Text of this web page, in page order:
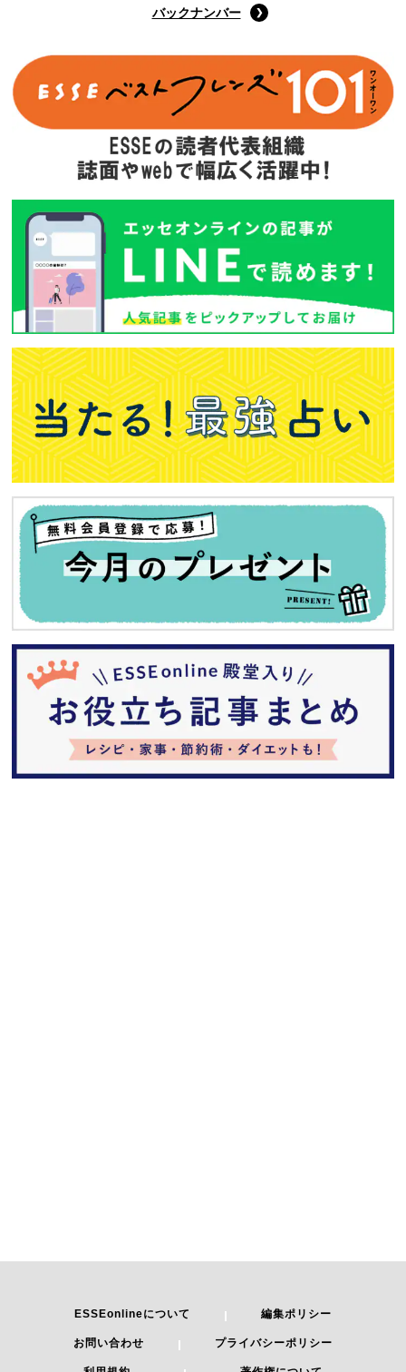
バックナンバー
ESSEonlineについて 編集ポリシー
お問い合わせ プライバシーポリシー